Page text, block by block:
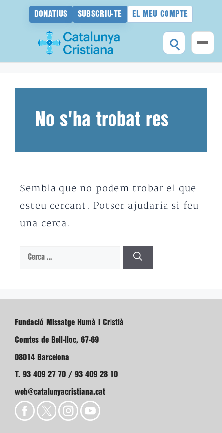
DONATIUS SUBSCRIU-TE EL MEU COMPTE
No s'ha trobat res
Sembla que no podem trobar el que
esteu cercant. Potser ajudaria si feu
una cerca.
Cerca:
Fundació Missatge Humà i Cristià
Comtes de Bell-lloc, 67-69
08014 Barcelona
T. 93 409 27 70 / 93 409 28 10
web@catalunyacristiana.cat